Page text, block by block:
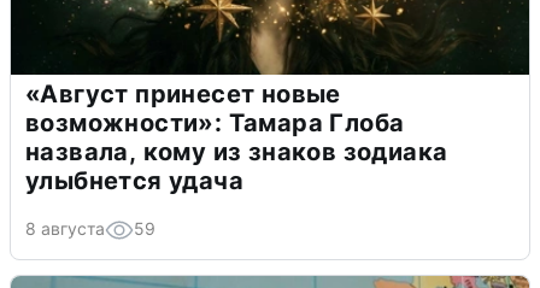
«Август принесет новые
возможности»: Тамара Глоба
назвала, кому из знаков зодиака
улыбнется удача
8 августа 59